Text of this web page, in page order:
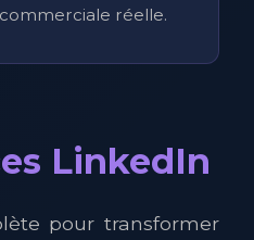
réelle.
LinkedIn
pour transformer